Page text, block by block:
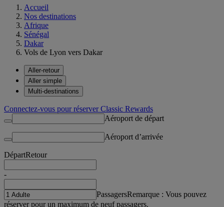
Accueil
Nos destinations
Afrique
Sénégal
Dakar
Vols de Lyon vers Dakar
Aller-retour
Aller simple
Multi-destinations
Connectez-vous pour réserver Classic Rewards
Aéroport de départ
Aéroport d’arrivée
DépartRetour
-
PassagersRemarque : Vous pouvez
réserver pour un maximum de neuf passagers.